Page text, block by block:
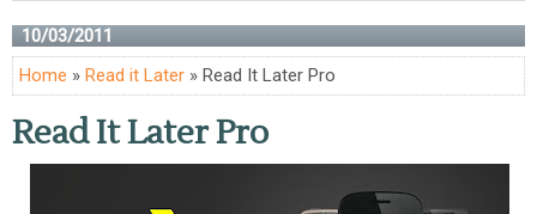
10/03/2011
Home » Read it Later » Read It Later Pro
Read It Later Pro